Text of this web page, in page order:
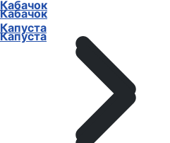
Кабачок
Капуста
Кабачок
Капуста